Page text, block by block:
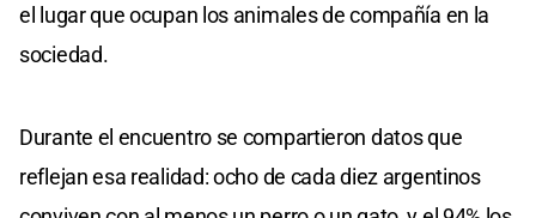
el lugar que ocupan los animales de compañía en la
sociedad.
Durante el encuentro se compartieron datos que
reflejan esa realidad: ocho de cada diez argentinos